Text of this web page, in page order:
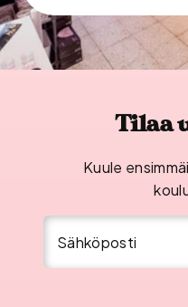
Tilaa
Kuule
Sähköposti